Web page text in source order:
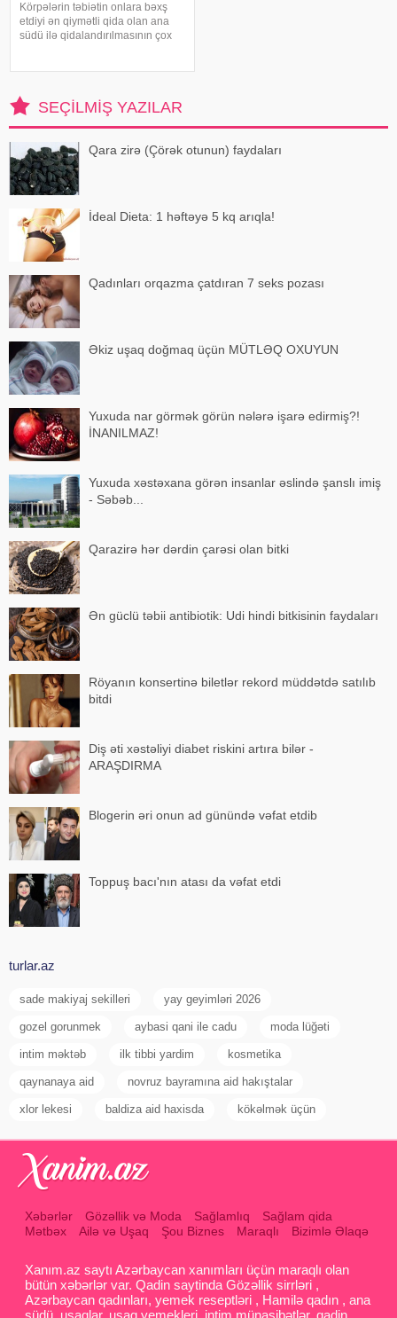
Körpələrin təbiətin onlara bəxş
etdiyi ən qiymətli qida olan ana
südü ilə qidalandırılmasının çox
olaraq dəyişilməsidir:
SEÇILMIŞ YAZILAR
Qara zirə (Çörək otunun) faydaları
İdeal Dieta: 1 həftəyə 5 kq arıqla!
Qadınları orqazma çatdıran 7 seks pozası
Əkiz uşaq doğmaq üçün MÜTLƏQ OXUYUN
Yuxuda nar görmək görün nələrə işarə edirmiş?!
İNANILMAZ!
Yuxuda xəstəxana görən insanlar əslində şanslı imiş
- Səbəb...
Qarazirə hər dərdin çarəsi olan bitki
Ən güclü təbii antibiotik: Udi hindi bitkisinin faydaları
Röyanın konsertinə biletlər rekord müddətdə satılıb
bitdi
Diş əti xəstəliyi diabet riskini artıra bilər -
ARAŞDIRMA
Blogerin əri onun ad günündə vəfat etdib
Toppuş bacı'nın atası da vəfat etdi
turlar.az
sade makiyaj sekilleri yay geyimləri 2026
gozel gorunmek aybasi qani ile cadu moda lüğəti
intim məktəb ilk tibbi yardim kosmetika
qaynanaya aid novruz bayramına aid hakıştalar
xlor lekesi baldiza aid haxisda kökəlmək üçün
Xəbərlər Gözəllik və Moda Sağlamlıq
Sağlam qida
Mətbəx
Ailə və Uşaq Şou Biznes Maraqlı Bizimlə Əlaqə
Xanım.az saytı Azərbaycan xanımları üçün maraqlı olan
bütün xəbərlər var. Qadin saytinda Gözəllik sirrləri ,
Azərbaycan qadınları, yemek reseptləri , Hamilə qadın , ana